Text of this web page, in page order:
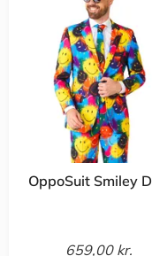
OppoSuit Smiley
659,00 kr.